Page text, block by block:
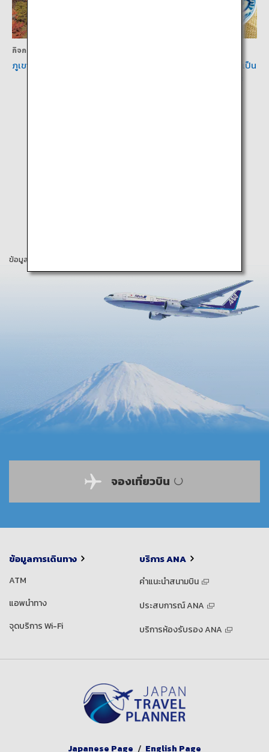
กิจกรรม
ภูเขาสึรูมิ (กระเช้าลอยฟ้าเบปปุ)
โทริเท็นเป็นอาหารท้องถิ่นซึ่งเป็น
ข้อมูลในหน้าเว็บนี้เป็นข้อมูล ณ เดือนสิงหาคม 2019
จองเที่ยวบิน
ข้อมูลการเดินทาง
ATM
แอพนำทาง
จุดบริการ Wi-Fi
บริการ ANA
คำแนะนำสนามบิน
ประสบการณ์ ANA
บริการห้องรับรอง ANA
Japanese Page English Page